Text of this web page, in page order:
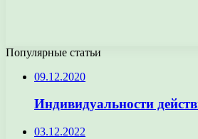
Популярные статьи
09.12.2020
Индивидуальности
03.12.2022